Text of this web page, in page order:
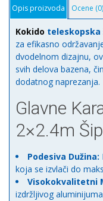
Opis proizvoda Ocene (0)
Kokido teleskopska
za efikasno
dvodelnom dizajnu,
svih delova bazena,
dodatnog naprezanja.
Glavne
2×2.4m
Podesiva Dužina:
koja se izvlači do
Visokokvalitetni
izdržljivog